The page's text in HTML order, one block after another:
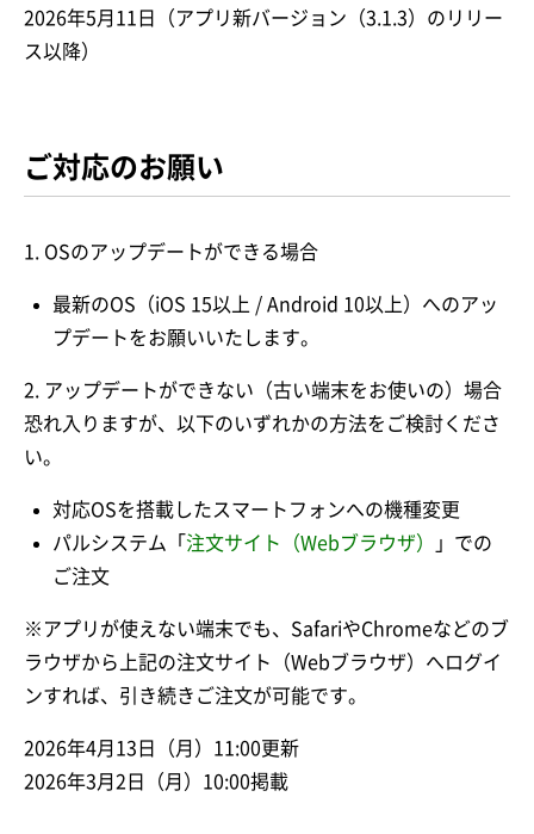
2026年5月11日（アプリ新バージョン（3.1.3）のリリー
ス以降）
ご対応のお願い
1. OSのアップデートができる場合
最新のOS（iOS 15以上 / Android 10以上）へのアッ
プデートをお願いいたします。
2. アップデートができない（古い端末をお使いの）場合
恐れ入りますが、以下のいずれかの方法をご検討くださ
い。
対応OSを搭載したスマートフォンへの機種変更
パルシステム「 注文サイト（Webブラウザ）
」での
ご注文
※アプリが使えない端末でも、SafariやChromeなどのブ
ラウザから上記の注文サイト（Webブラウザ）へログイ
ンすれば、引き続きご注文が可能です。
2026年4月13日（月）11:00更新
2026年3月2日（月）10:00掲載